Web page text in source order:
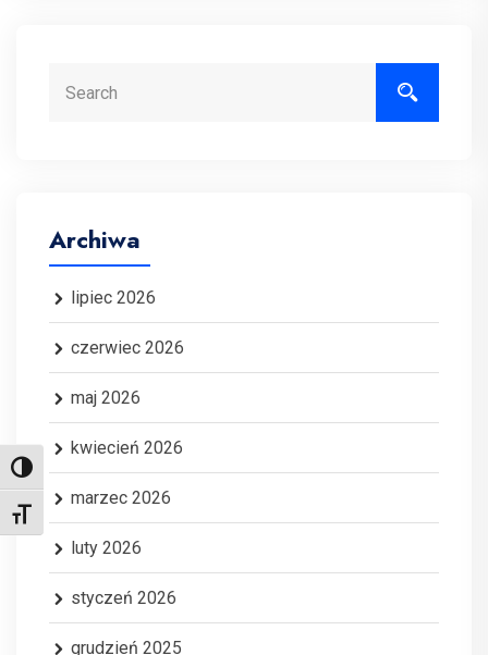
Toggle High Contrast
Toggle Font size
Archiwa
lipiec 2026
czerwiec 2026
maj 2026
kwiecień 2026
marzec 2026
luty 2026
styczeń 2026
grudzień 2025